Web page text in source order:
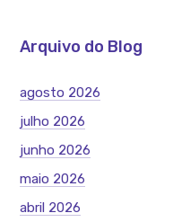
Arquivo do Blog
agosto 2026
julho 2026
junho 2026
maio 2026
abril 2026